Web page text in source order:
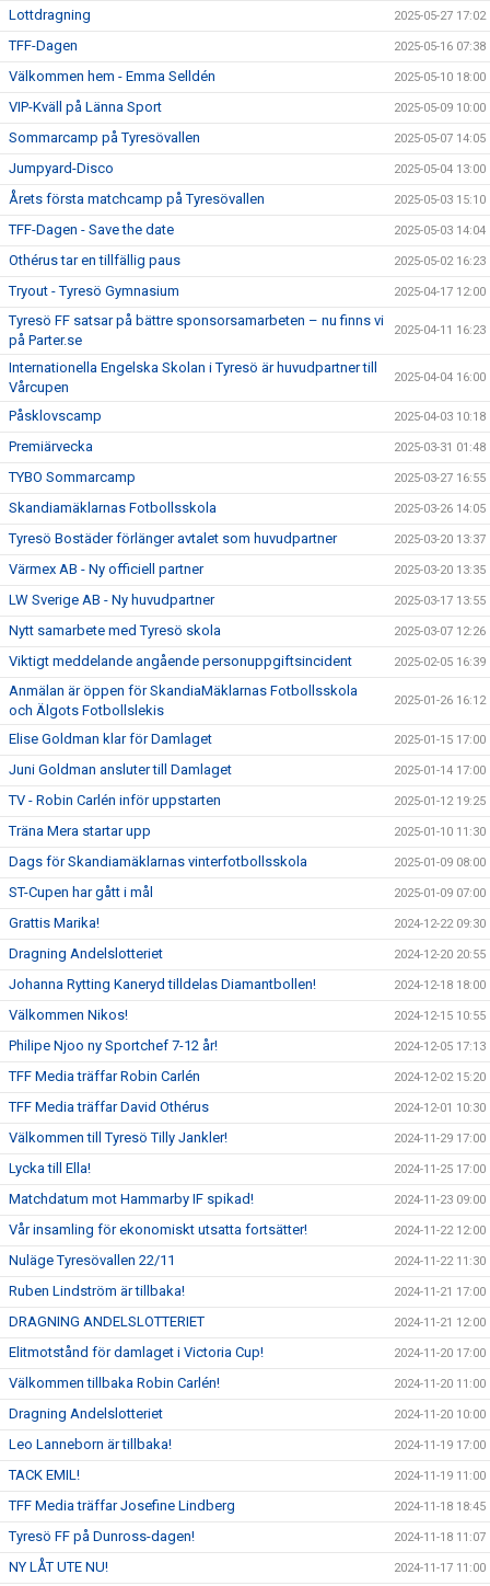
Lottdragning 2025-05-27 17:02
TFF-Dagen 2025-05-16 07:38
Välkommen hem - Emma Selldén 2025-05-10 18:00
VIP-Kväll på Länna Sport 2025-05-09 10:00
Sommarcamp på Tyresövallen 2025-05-07 14:05
Jumpyard-Disco 2025-05-04 13:00
Årets första matchcamp på Tyresövallen 2025-05-03 15:10
TFF-Dagen - Save the date 2025-05-03 14:04
Othérus tar en tillfällig paus 2025-05-02 16:23
Tryout - Tyresö Gymnasium 2025-04-17 12:00
Tyresö FF satsar på bättre sponsorsamarbeten – nu finns vi
på Parter.se
2025-04-11 16:23
Internationella Engelska Skolan i Tyresö är huvudpartner till
Vårcupen
2025-04-04 16:00
Påsklovscamp 2025-04-03 10:18
Premiärvecka 2025-03-31 01:48
TYBO Sommarcamp 2025-03-27 16:55
Skandiamäklarnas Fotbollsskola 2025-03-26 14:05
Tyresö Bostäder förlänger avtalet som huvudpartner 2025-03-20 13:37
Värmex AB - Ny officiell partner 2025-03-20 13:35
LW Sverige AB - Ny huvudpartner 2025-03-17 13:55
Nytt samarbete med Tyresö skola 2025-03-07 12:26
Viktigt meddelande angående personuppgiftsincident 2025-02-05 16:39
Anmälan är öppen för SkandiaMäklarnas Fotbollsskola
och Älgots Fotbollslekis
2025-01-26 16:12
Elise Goldman klar för Damlaget 2025-01-15 17:00
Juni Goldman ansluter till Damlaget 2025-01-14 17:00
TV - Robin Carlén inför uppstarten 2025-01-12 19:25
Träna Mera startar upp 2025-01-10 11:30
Dags för Skandiamäklarnas vinterfotbollsskola 2025-01-09 08:00
ST-Cupen har gått i mål 2025-01-09 07:00
Grattis Marika! 2024-12-22 09:30
Dragning Andelslotteriet 2024-12-20 20:55
Johanna Rytting Kaneryd tilldelas Diamantbollen! 2024-12-18 18:00
Välkommen Nikos! 2024-12-15 10:55
Philipe Njoo ny Sportchef 7-12 år! 2024-12-05 17:13
TFF Media träffar Robin Carlén 2024-12-02 15:20
TFF Media träffar David Othérus 2024-12-01 10:30
Välkommen till Tyresö Tilly Jankler! 2024-11-29 17:00
Lycka till Ella! 2024-11-25 17:00
Matchdatum mot Hammarby IF spikad! 2024-11-23 09:00
Vår insamling för ekonomiskt utsatta fortsätter! 2024-11-22 12:00
Nuläge Tyresövallen 22/11 2024-11-22 11:30
Ruben Lindström är tillbaka! 2024-11-21 17:00
DRAGNING ANDELSLOTTERIET 2024-11-21 12:00
Elitmotstånd för damlaget i Victoria Cup! 2024-11-20 17:00
Välkommen tillbaka Robin Carlén! 2024-11-20 11:00
Dragning Andelslotteriet 2024-11-20 10:00
Leo Lanneborn är tillbaka! 2024-11-19 17:00
TACK EMIL! 2024-11-19 11:00
TFF Media träffar Josefine Lindberg 2024-11-18 18:45
Tyresö FF på Dunross-dagen! 2024-11-18 11:07
NY LÅT UTE NU! 2024-11-17 11:00